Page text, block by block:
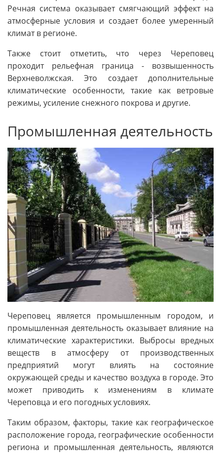
Речная система оказывает смягчающий эффект на
атмосферные условия и создает более умеренный
климат в регионе.
Также стоит отметить, что через Череповец
проходит рельефная граница - возвышенность
Верхневолжская. Это создает дополнительные
климатические особенности, такие как ветровые
режимы, усиление снежного покрова и другие.
Промышленная деятельность
Череповец является промышленным городом, и
промышленная деятельность оказывает влияние на
климатические характеристики. Выбросы вредных
веществ в атмосферу от производственных
предприятий могут влиять на состояние
окружающей среды и качество воздуха в городе. Это
может приводить к изменениям в климате
Череповца и его погодных условиях.
Таким образом, факторы, такие как географическое
расположение города, географические особенности
региона и промышленная деятельность, являются